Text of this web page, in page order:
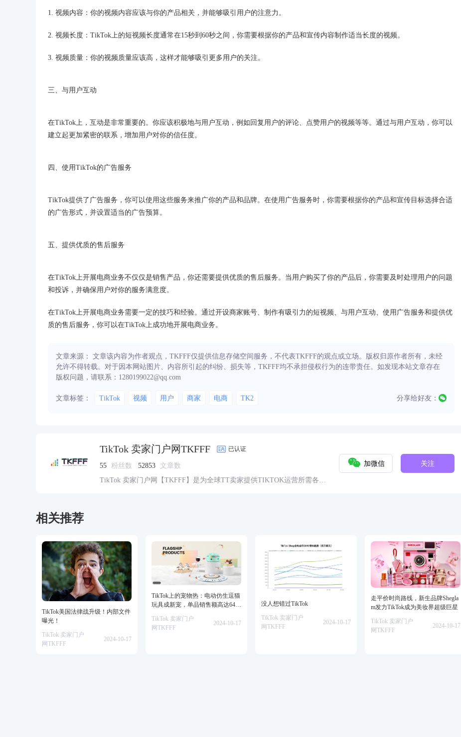
1. 视频内容：你的视频内容应该与你的产品相关，并能够吸引用户的注意力。
2. 视频长度：TikTok上的短视频长度通常在15秒到60秒之间，你需要根据你的产品和宣传内容制作适当长度的视频。
3. 视频质量：你的视频质量应该高，这样才能够吸引更多用户的关注。
三、与用户互动
在TikTok上，互动是非常重要的。你应该积极地与用户互动，例如回复用户的评论、点赞用户的视频等等。通过与用户互动，你可以
建立起更加紧密的联系，增加用户对你的信任度。
四、使用TikTok的广告服务
TikTok提供了广告服务，你可以使用这些服务来推广你的产品和品牌。在使用广告服务时，你需要根据你的产品和宣传目标选择合适
的广告形式，并设置适当的广告预算。
五、提供优质的售后服务
在TikTok上开展电商业务不仅仅是销售产品，你还需要提供优质的售后服务。当用户购买了你的产品后，你需要及时处理用户的问题
和投诉，并确保用户对你的服务满意度。
在TikTok上开展电商业务需要一定的技巧和经验。通过开设商家账号、制作有吸引力的短视频、与用户互动、使用广告服务和提供优
质的售后服务，你可以在TikTok上成功地开展电商业务。
文章来源： 文章该内容为作者观点，TKFFF仅提供信息存储空间服务，不代表TKFFF的观点或立场。版权归原作者所有，未经
允许不得转载。对于因本网站图片、内容所引起的纠纷、损失等，TKFFF均不承担侵权行为的连带责任。如发现本站文章存在
版权问题，请联系：1280199022@qq.com
文章标签： TikTok 视频 用户 商家 电商 TK2 分享给好友：
TikTok 卖家门户网TKFFF 已认证
55 粉丝数 52853
文章数
TikTok 卖家门户网【TKFFF】是为全球TT卖家提供TIKTOK运营所需各种
加微信 关注
相关推荐
TikTok美国法律战升级！内部文件
曝光！
TikTok 卖家门户
网TKFFF
2024-10-17
TikTok上的宠物热：电动仿生逗猫
玩具成新宠，单品销售额高达64万
TikTok 卖家门户
网TKFFF
2024-10-17
没人想错过TikTok
TikTok 卖家门户
网TKFFF
2024-10-17
走平价时尚路线，新生品牌Shegla
m发力TikTok成为美妆界超级巨星
TikTok 卖家门户
网TKFFF
2024-10-17